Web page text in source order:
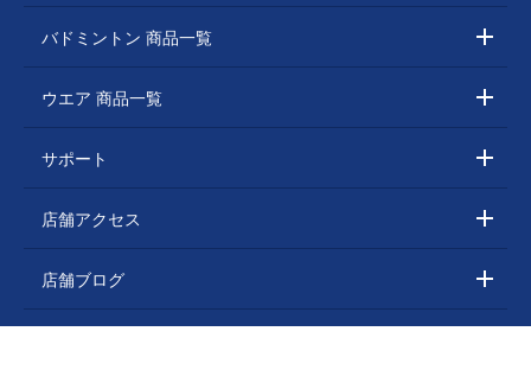
バドミントン 商品一覧
ウエア 商品一覧
サポート
店舗アクセス
店舗ブログ